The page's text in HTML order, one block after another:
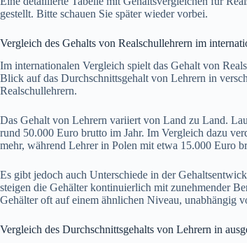
gestellt. Bitte schauen Sie später wieder vorbei.
Vergleich des Gehalts von Realschullehrern im
Im internationalen Vergleich spielt das Gehalt von
Blick auf das Durchschnittsgehalt von Lehrern in
Realschullehrern.
Das Gehalt von Lehrern variiert von Land zu Land.
rund 50.000 Euro brutto im Jahr. Im Vergleich dazu
mehr, während Lehrer in Polen mit etwa 15.000 Euro
Es gibt jedoch auch Unterschiede in der
steigen die Gehälter kontinuierlich mit zunehmender
Gehälter oft auf einem ähnlichen Niveau, unabhängig
Vergleich des Durchschnittsgehalts von Lehrern in